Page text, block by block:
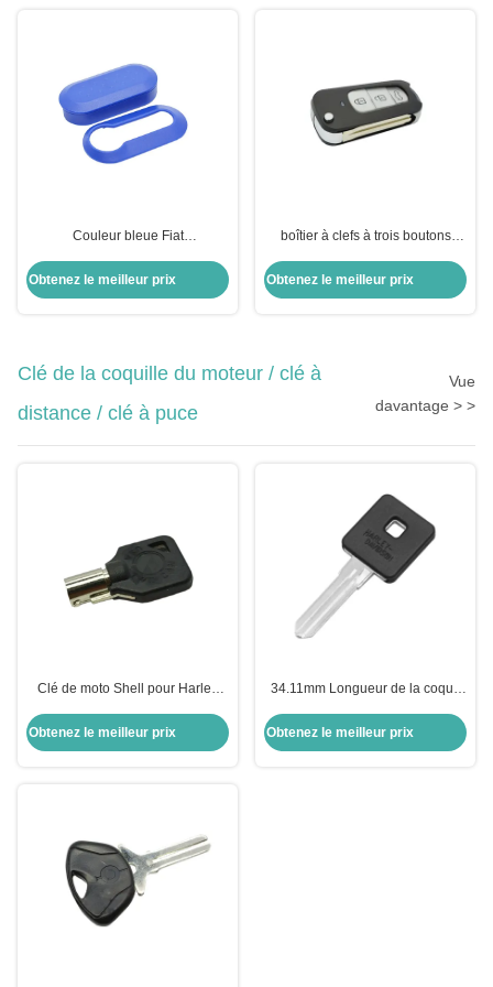
Couleur bleue Fiat
clé à 3 boutons Flip Remote Key
Shell Protective 2pcs Housing
Obtenez le meilleur prix
boîtier à clefs à trois boutons
Highlander
Obtenez le meilleur prix
Clé de la coquille du moteur / clé à
distance / clé à puce
Vue
davantage > >
Clé de moto Shell pour Harley
arley moto
Obtenez le meilleur prix
34.11mm Longueur de la coque
Davidson Keyblade Droite Slots
côte double
Obtenez le meilleur prix